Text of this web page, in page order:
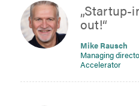
„Startup-
out!“
Mike Rausch
Managing
Accelerator